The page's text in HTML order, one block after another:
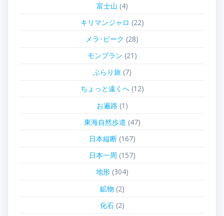
富士山 (4)
キリマンジャロ (22)
メラ･ピーク (28)
モンブラン (21)
ぶらり旅(7)
ちょっと遠くへ(12)
お遍路 (1)
東海自然歩道 (47)
日本縦断(167)
日本一周 (157)
地形(304)
鉱物 (2)
化石(2)